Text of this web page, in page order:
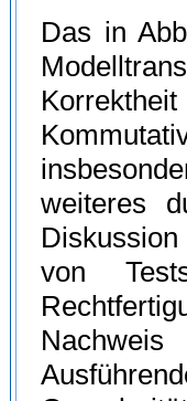
Das in
weiteres
von